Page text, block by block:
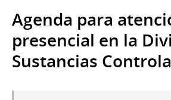
Agenda para
presencial en la
Sustancias